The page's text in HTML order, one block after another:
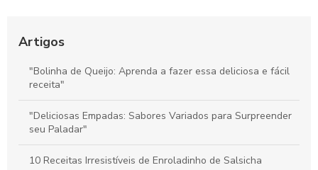
Coxinhas de Frango para Festa: Delícias que Encantam Seus
Convidados
Artigos
"Bolinha de Queijo: Aprenda a fazer essa deliciosa e fácil
receita"
"Deliciosas Empadas: Sabores Variados para Surpreender
seu Paladar"
10 Receitas Irresistíveis de Enroladinho de Salsicha